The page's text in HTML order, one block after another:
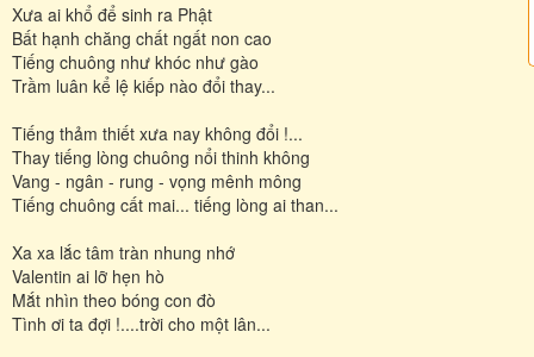
Xưa ai khổ để sinh ra Phật
Bất hạnh chăng chất ngất non cao
Tiếng chuông như khóc như gào
Trầm luân kể lệ kiếp nào đổi thay...
Tiếng thảm thiết xưa nay không đổi !...
Thay tiếng lòng chuông nổi thinh không
Vang - ngân - rung - vọng mênh mông
Tiếng chuông cất mai... tiếng lòng ai than...
Xa xa lắc tâm tràn nhung nhớ
Valentin ai lỡ hẹn hò
Mắt nhìn theo bóng con đò
Tình ơi ta đợi !....trời cho một lân...